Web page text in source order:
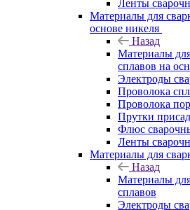
Ленты
Материалы для
основе никеля
Назад
Материалы
сплавов на
Электроды
Проволока
Проволока
Прутки
Флюс
Ленты
Материалы для
Назад
Материалы
сплавов
Электроды